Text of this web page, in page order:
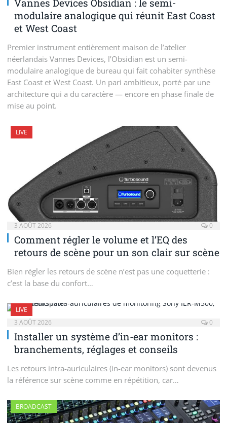
Vannes Devices Obsidian : le semi-
modulaire analogique qui réunit East Coast
et West Coast
Premier instrument entièrement maison de l’atelier
néerlandais Vannes Devices, l’Obsidian est un semi-
modulaire analogique de bureau qui fait cohabiter synthèse
East Coast et West Coast. Un pari ambitieux, porté par une
architecture qui a du caractère — encore en phase finale de
mise au point.
LIVE
3 AOÛT 2026 0
Comment régler le volume et l’EQ des
retours de scène pour un son clair sur scène
Bien régler les retours de scène n’est pas une coquetterie :
c’est la base du confort…
LIVE
3 AOÛT 2026
0
Installer un système d’in-ear monitors :
branchements, réglages et conseils
Les retours intra-auriculaires (in-ear monitors) sont devenus
la référence sur scène comme en répétition, car…
BROADCAST